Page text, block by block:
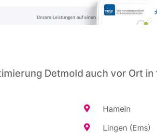
Detmold auch vor Ort
Hameln
Lin­gen (Ems)